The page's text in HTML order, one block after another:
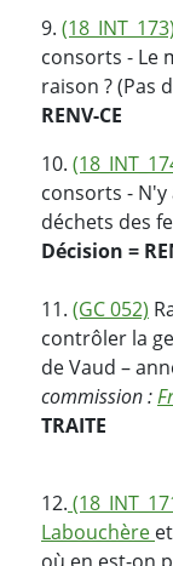
9. (18_INT_173)
consorts - Le
raison ? (Pas
RENV-CE
10.
consorts - N'y
déchets des
Décision =
11. (GC 052)
contrôler la
de Vaud –
commission :
TRAITE
12.
Labouchère